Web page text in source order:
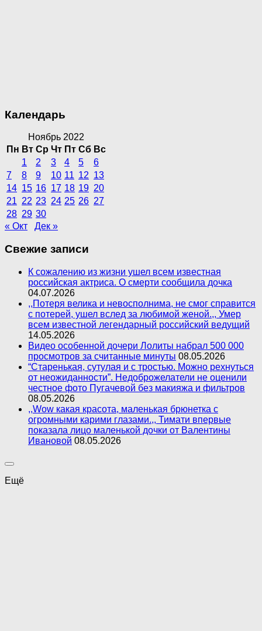
Календарь
Ноябрь 2022
Пн Вт Ср Чт Пт Сб Вс
1
2 3 4 5
6
7
8 9 10 11 12 13
14 15 16 17 18 19 20
21 22 23 24 25 26 27
28 29 30
« Окт
Дек »
Свежие записи
К сожалению из жизни ушел всем известная
российская актриса. О смерти сообщила дочка
04.07.2026
,,Потеря велика и невосполнима, не смог справится
с потерей, ушел вслед за любимой женой.,, Умер
всем известной легендарный российский ведущий
14.05.2026
Видео особенной дочери Лолиты набрал 500 000
просмотров за считанные минуты 08.05.2026
“Старенькая, сутулая и с тростью. Можно рехнуться
от неожиданности”. Недоброжелатели не оценили
честное фото Пугачевой без макияжа и фильтров
08.05.2026
,,Wow какая красота, маленькая брюнетка с
огромными карими глазами.,, Тимати впервые
показала лицо маленькой дочки от Валентины
Ивановой 08.05.2026
Ещё